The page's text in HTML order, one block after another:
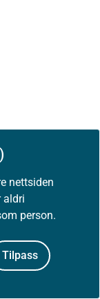
nettsiden
aldri
person.
Tilpass